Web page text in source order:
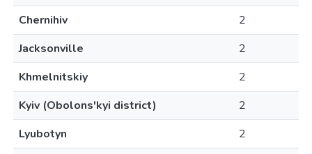
Chernihiv
2
Jacksonville
2
Khmelnitskiy
2
Kyiv (Obolons'kyi district)
2
Lyubotyn
2